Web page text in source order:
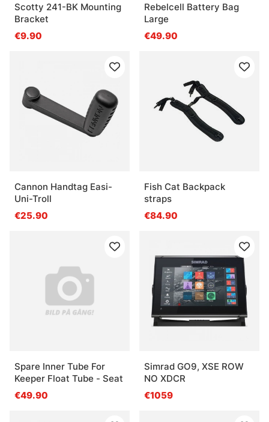
Scotty 241-BK Mounting
Bracket
€9.90
Rebelcell Battery Bag
Large
€49.90
Cannon Handtag Easi-
Uni-Troll
€25.90
Fish Cat Backpack
straps
€84.90
Spare Inner Tube For
Keeper Float Tube - Seat
€49.90
Simrad GO9, XSE ROW
NO XDCR
€1059